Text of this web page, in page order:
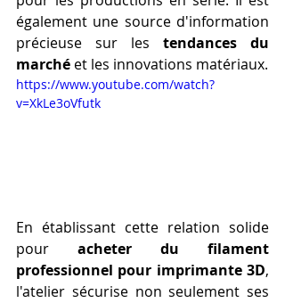
également une source d'information
précieuse sur les tendances du
marché
https://www.youtube.com/watch?
v=XkLe3oVfutk
En établissant cette relation solide
pour acheter du filament
professionnel pour imprimante 3D,
l'atelier sécurise non seulement ses